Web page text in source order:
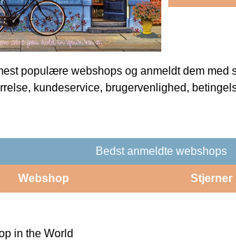
populære webshops og anmeldt dem med
kundeservice, brugervenlighed,
Bedst anmeldte webshops
Webshop Stjerner
in the World